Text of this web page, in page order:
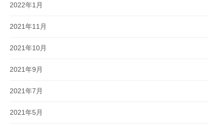
2022年1月
2021年11月
2021年10月
2021年9月
2021年7月
2021年5月